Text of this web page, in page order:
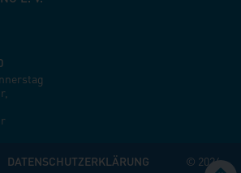
© 2026
DATENSCHUTZERKLÄRUNG